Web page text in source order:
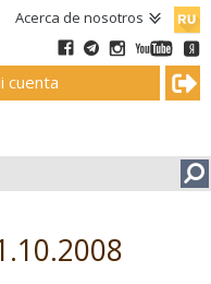
Acerca de nosotros
cuenta